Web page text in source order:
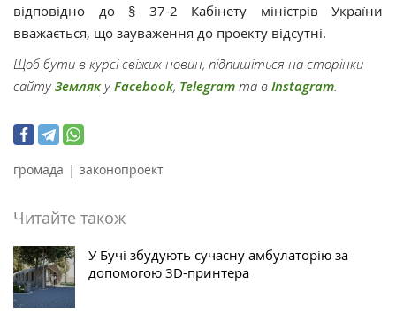
відповідно до § 37-2 Кабінету міністрів України
вважається, що зауваження до проекту відсутні.
Щоб бути в курсі свіжих новин, підпишіться на сторінки
сайтуЗемлякуFacebook, Telegram та в Instagram
громада | законопроект
Читайте також
У Бучі збудують сучасну амбулаторію за
допомогою 3D-принтера